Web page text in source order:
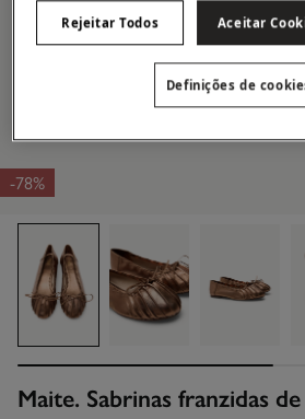
-78%
Maite. Sabrinas franzidas
Rejeitar Todos Aceitar
Definições de